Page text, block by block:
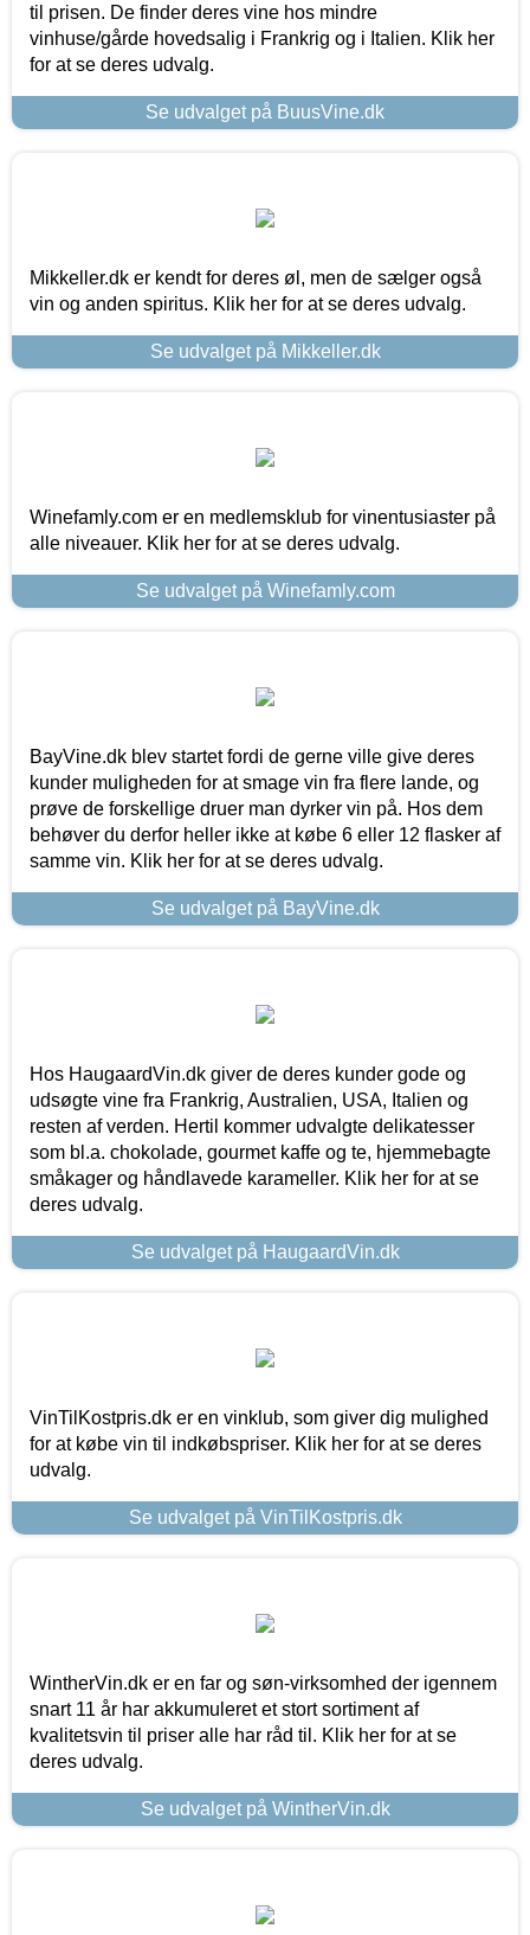
til prisen. De finder deres vine hos mindre
vinhuse/gårde hovedsalig i Frankrig og i Italien. Klik her
for at se deres udvalg.
Se udvalget på BuusVine.dk
Mikkeller.dk er kendt for deres øl, men de sælger også
vin og anden spiritus. Klik her for at se deres udvalg.
Se udvalget på Mikkeller.dk
Winefamly.com er en medlemsklub for vinentusiaster på
alle niveauer. Klik her for at se deres udvalg.
Se udvalget på Winefamly.com
BayVine.dk blev startet fordi de gerne ville give deres
kunder muligheden for at smage vin fra flere lande, og
prøve de forskellige druer man dyrker vin på. Hos dem
behøver du derfor heller ikke at købe 6 eller 12 flasker af
samme vin. Klik her for at se deres udvalg.
Se udvalget på BayVine.dk
Hos HaugaardVin.dk giver de deres kunder gode og
udsøgte vine fra Frankrig, Australien, USA, Italien og
resten af verden. Hertil kommer udvalgte delikatesser
som bl.a. chokolade, gourmet kaffe og te, hjemmebagte
småkager og håndlavede karameller. Klik her for at se
deres udvalg.
Se udvalget på HaugaardVin.dk
VinTilKostpris.dk er en vinklub, som giver dig mulighed
for at købe vin til indkøbspriser. Klik her for at se deres
udvalg.
Se udvalget på VinTilKostpris.dk
WintherVin.dk er en far og søn-virksomhed der igennem
snart 11 år har akkumuleret et stort sortiment af
kvalitetsvin til priser alle har råd til. Klik her for at se
deres udvalg.
Se udvalget på WintherVin.dk